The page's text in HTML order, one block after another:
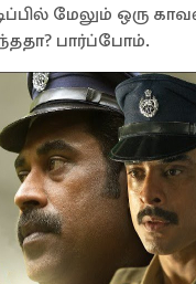
மேலும் ஒரு
பார்ப்போம்.